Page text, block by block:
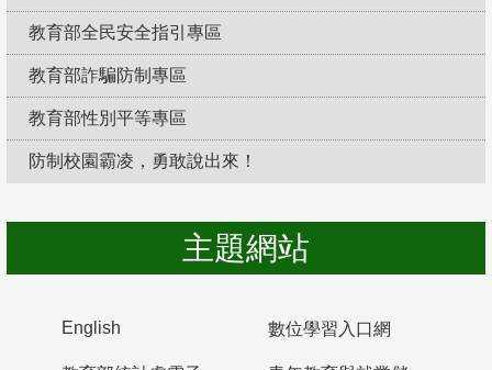
教育部全民安全指引專區
教育部詐騙防制專區
教育部性別平等專區
防制校園霸凌，勇敢說出來！
主題網站
English 數位學習入口網